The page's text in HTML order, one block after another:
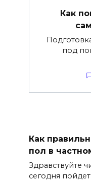
Как
под
Как
пол в
Здравствуйте
сегодня пойдет